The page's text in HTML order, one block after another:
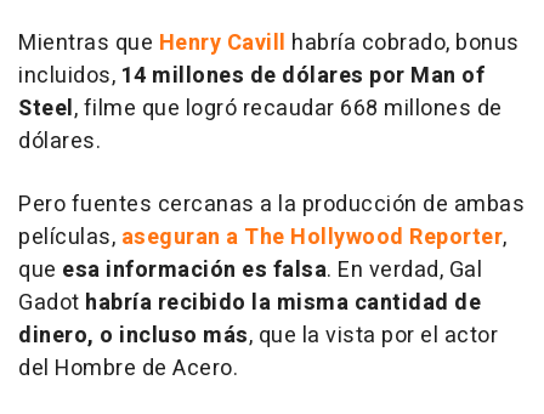
Mientras que Henry Cavill habría cobrado, bonus
incluidos, 14 millones de dólares por Man of
Steel, filme que logró recaudar 668 millones de
dólares.
Pero fuentes cercanas a la producción de ambas
películas, aseguran a The Hollywood Reporter,
que esa información es falsa. En verdad, Gal
Gadot habría recibido la misma cantidad de
dinero, o incluso más, que la vista por el actor
del Hombre de Acero.